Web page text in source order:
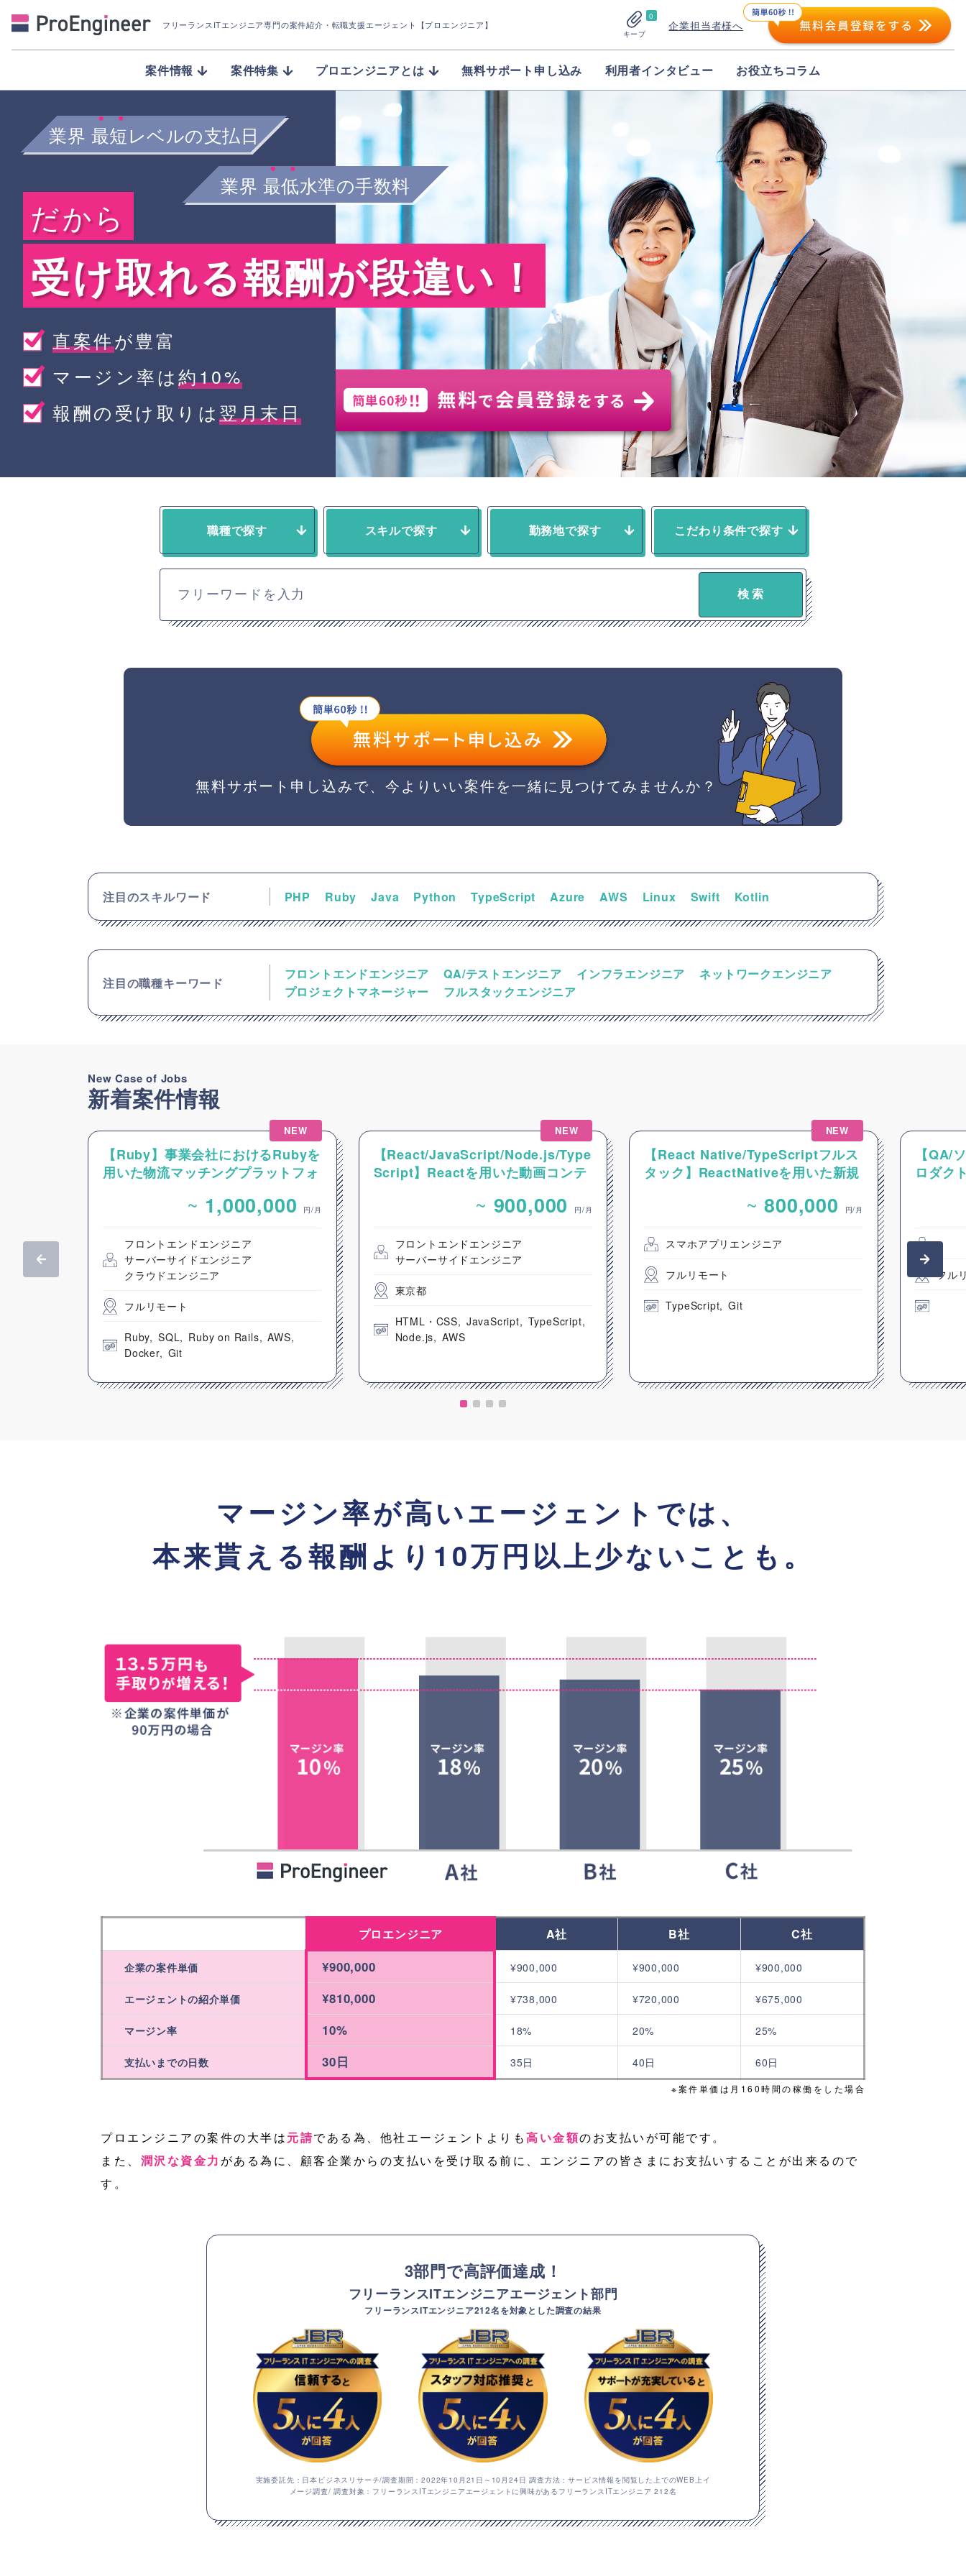
フリーランスITエンジニア専門の案件紹介 ・転職支援エージェント【プロエンジニア】
0
キープ
企業担当者様へ
案件情報 案件特集 プロエンジニアとは 無料サポート申し込み 利用者インタビュー お役立ちコラム
業界 最短レベルの支払日
業界 最低水準の手数料
だから
受け取れる報酬が段違い！
直案件が豊富
マージン率は約10%
報酬の受け取りは翌月末日
職種で探す スキルで探す 勤務地で探す こだわり条件で探す
無料サポート申し込みで、今よりいい案件を一緒に見つけてみませんか？
注目のスキルワード PHP Ruby Java Python TypeScript Azure AWS Linux Swift Kotlin
注目の職種キーワード
フロントエンドエンジニア QA/テストエンジニア インフラエンジニア
ネットワークエンジニア
プロジェクトマネージャー
フルスタックエンジニア
New Case of Jobs
新着案件情報
NEW
【Ruby】事業会社におけるRubyを
用いた物流マッチングプラットフォ
~ 1,000,000 円/月
フロントエンドエンジニア
サーバーサイドエンジニア
クラウドエンジニア
フルリモート
Ruby SQL Ruby on Rails
AWS
Docker
Git
NEW
【React/JavaScript/Node.js/Type
Script】Reactを用いた動画コンテ
~ 900,000 円/月
フロントエンドエンジニア
サーバーサイドエンジニア
東京都
HTML・CSS JavaScript
TypeScript
Node.js
AWS
NEW
【React Native/TypeScriptフルス
タック】ReactNativeを用いた新規
~ 800,000 円/月
スマホアプリエンジニア
フルリモート
TypeScript Git
【QA/
ロダク
フル
マージン率が高いエージェントでは、
本来貰える報酬より 10万円以上少ないことも。
プロエンジニア A社 B社 C社
企業の案件単価 ¥900,000 ¥900,000 ¥900,000 ¥900,000
エージェントの紹介単価 ¥810,000 ¥738,000 ¥720,000 ¥675,000
マージン率 10% 18% 20% 25%
支払いまでの日数 30日 35日 40日 60日
※案件単価は月160時間の稼働をした場合
プロエンジニアの案件の大半は元請である為、他社エージェントよりも高い金額のお支払いが可能です。
また、 潤沢な資金力 がある為に、顧客企業からの支払いを受け取る前に、エンジニアの皆さまにお支払いすることが出来るので
す。
3部門で高評価達成！
フリーランスITエンジニアエージェント部門
フリーランスITエンジニア212名を対象とした調査の結果
実施委託先：日本ビジネスリサーチ/調査期間：2022年10月21日～10月24日 調査方法：サービス情報を閲覧した上でのWEB上イ
メージ調査/ 調査対象：フリーランスITエンジニアエージェントに興味があるフリーランスITエンジニア 212名